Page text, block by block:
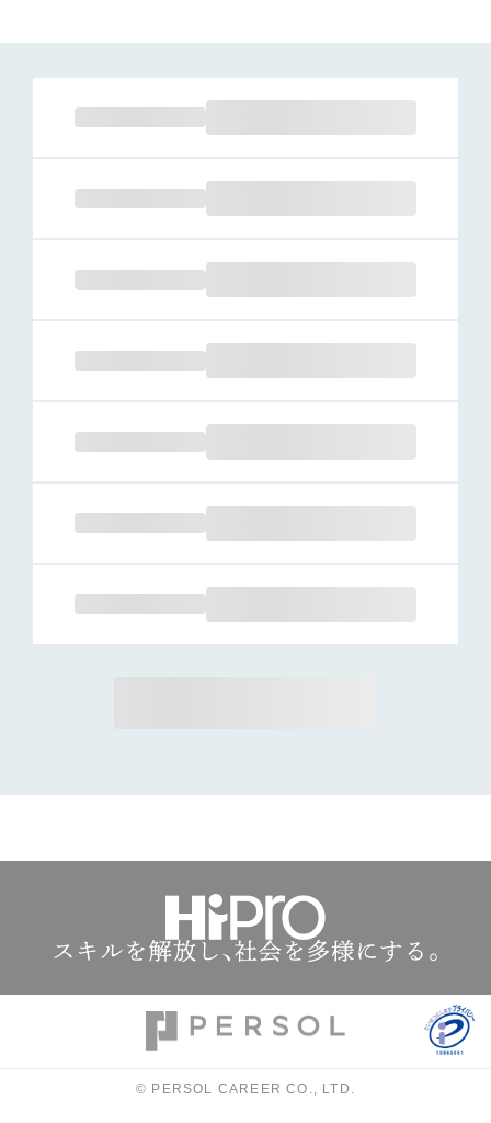
© PERSOL CAREER CO., LTD.